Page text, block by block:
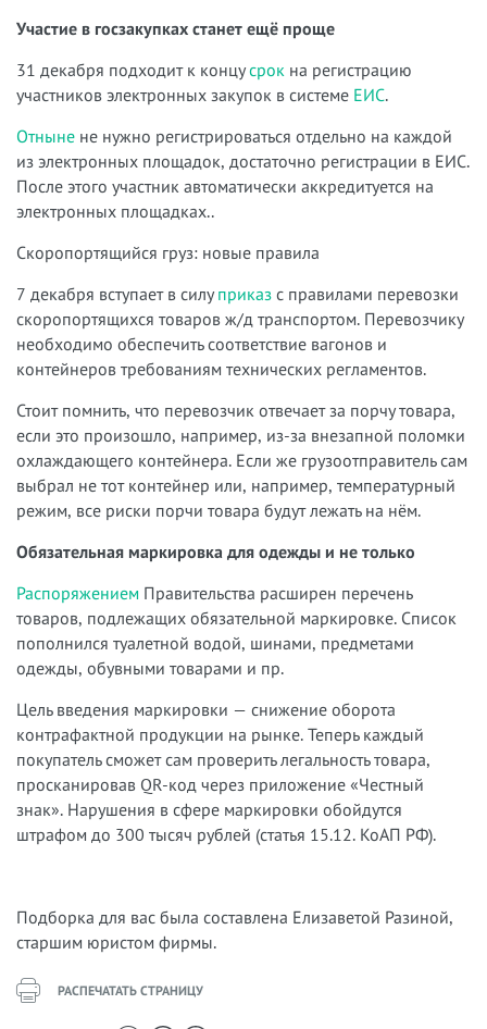
Участие в госзакупках станет ещё проще
31 декабря подходит к концусрок на регистрацию
участников электронных закупок в системе ЕИС.
Отныне не нужно регистрироваться отдельно на каждой
из электронных площадок, достаточно регистрации в ЕИС.
После этого участник автоматически аккредитуется на
электронных площадках..
Скоропортящийся груз: новые правила
7 декабря вступает в силуприказ с правилами перевозки
скоропортящихся товаров ж/д транспортом. Перевозчику
необходимо обеспечить соответствие вагонов и
контейнеров требованиям технических регламентов.
Стоит помнить, что перевозчик отвечает за порчу товара,
если это произошло, например, из-за внезапной поломки
охлаждающего контейнера. Если же грузоотправитель сам
выбрал не тот контейнер или, например, температурный
режим, все риски порчи товара будут лежать на нём.
Обязательная маркировка для одежды и не только
Распоряжением Правительства расширен перечень
товаров, подлежащих обязательной маркировке. Список
пополнился туалетной водой, шинами, предметами
одежды, обувными товарами и пр.
Цель введения маркировки — снижение оборота
контрафактной продукции на рынке. Теперь каждый
покупатель сможет сам проверить легальность товара,
просканировав QR-код через приложение «Честный
знак». Нарушения в сфере маркировки обойдутся
штрафом до 300 тысяч рублей (статья 15.12. КоАП РФ).
Подборка для вас была составлена Елизаветой Разиной,
старшим юристом фирмы.
РАСПЕЧАТАТЬ СТРАНИЦУ